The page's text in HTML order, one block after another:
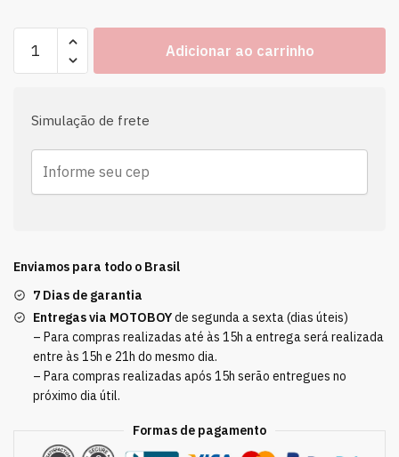
Adicionar ao carrinho
Simulação de frete
Enviamos para todo o Brasil
7 Dias de garantia
Entregas via MOTOBOYde segunda a sexta (dias úteis)
– Para compras realizadas até às 15h a entrega será realizada
entre às 15h e 21h do mesmo dia.
– Para compras realizadas após 15h serão entregues no
próximo dia útil.
Formas de pagamento